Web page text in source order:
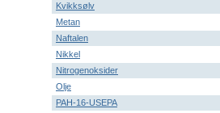
Kvikksølv
Metan
Naftalen
Nikkel
Nitrogenoksider
Olje
PAH-16-USEPA